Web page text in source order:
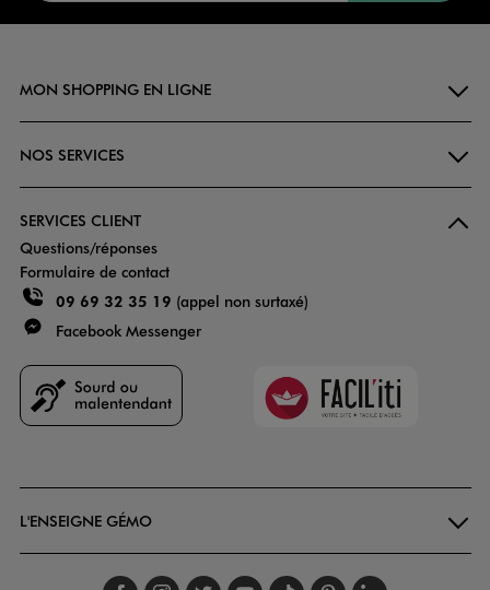
MON SHOPPING EN LIGNE
NOS SERVICES
SERVICES CLIENT
Questions/réponses
Formulaire de contact
09 69 32 35 19 (appel non surtaxé)
Facebook Messenger
Faciliti
L'ENSEIGNE GÉMO